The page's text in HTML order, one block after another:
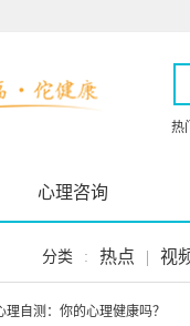
热
心理咨询
分类 : 热点 | 视
理自测：你的心理健康吗？